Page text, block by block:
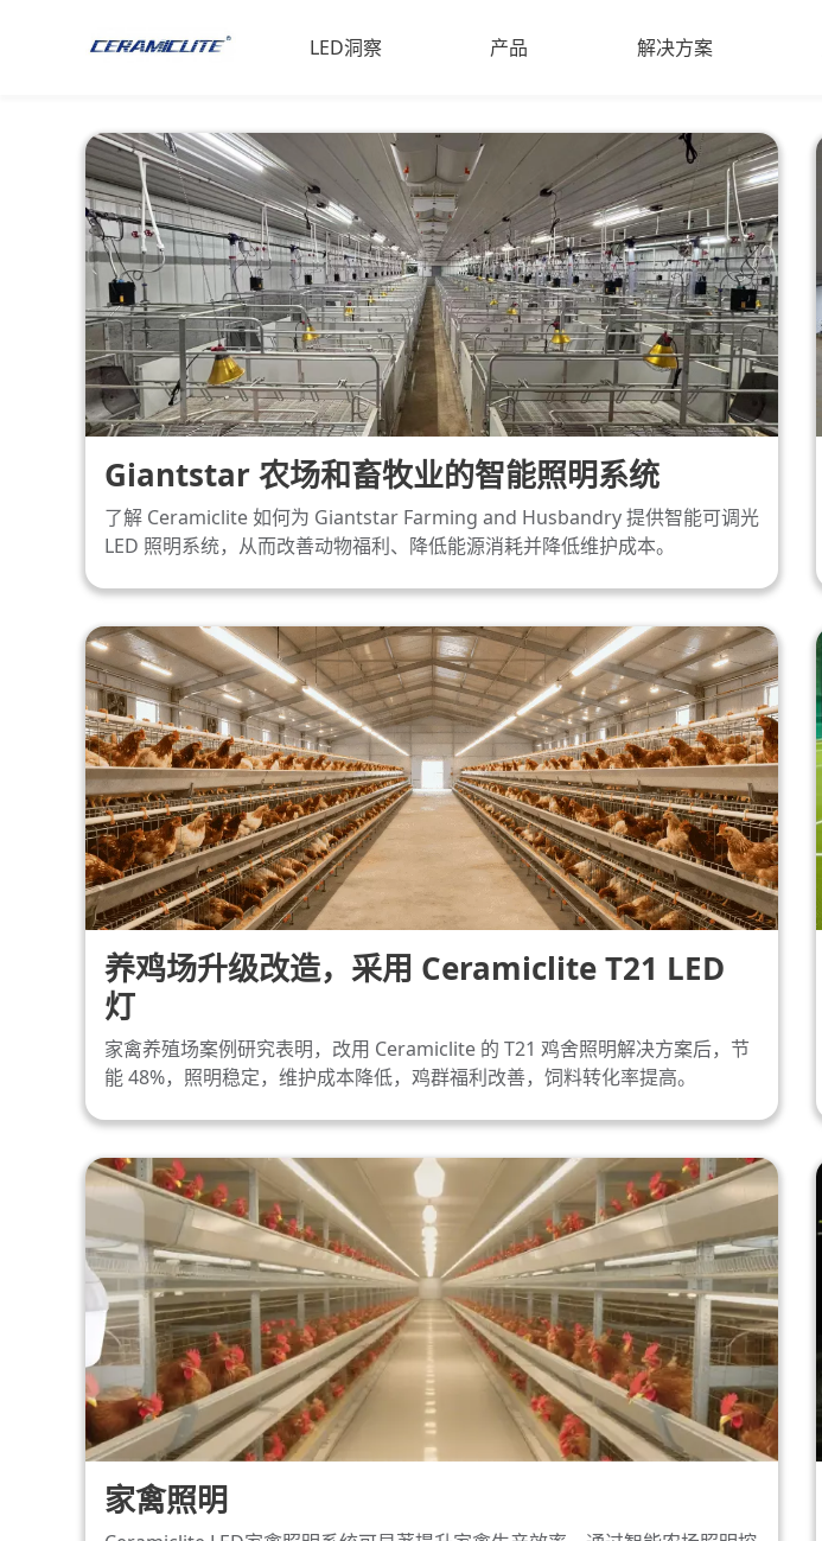
LED洞察
LED材料
体育专长
动物科学
产品
LED运动照明
家禽和牲畜照明
工业照明
LED户外泛光灯
高功率LED
解决方案
Giantstar 农场和畜牧业的智能照明系统
了解 Ceramiclite 如何为 Giantstar Farming and Husbandry 提供智能可调光
LED 照明系统，从而改善动物福利、降低能源消耗并降低维护成本。
养鸡场升级改造，采用 Ceramiclite T21 LED
灯
家禽养殖场案例研究表明，改用 Ceramiclite 的 T21 鸡舍照明解决方案后，节
能 48%，照明稳定，维护成本降低，鸡群福利改善，饲料转化率提高。
家禽照明